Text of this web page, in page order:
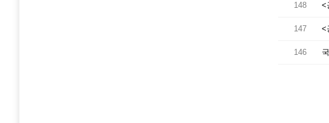
148 <
147 <
146